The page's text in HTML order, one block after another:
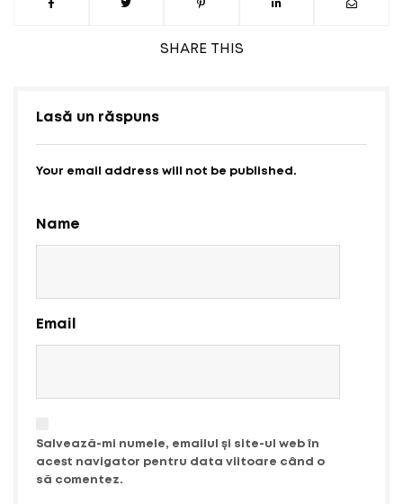
SHARE THIS
Lasă un răspuns
Your email address will not be published.
Name
Email
Salvează-mi numele, emailul și site-ul web în
acest navigator pentru data viitoare când o
să comentez.